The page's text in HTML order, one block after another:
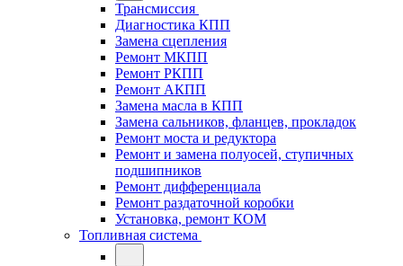
Трансмиссия
Диагностика КПП
Замена сцепления
Ремонт МКПП
Ремонт РКПП
Ремонт АКПП
Замена масла в КПП
Замена сальников, фланцев, прокладок
Ремонт моста и редуктора
Ремонт и замена полуосей, ступичных
подшипников
Ремонт дифференциала
Ремонт раздаточной коробки
Установка, ремонт КОМ
Топливная система